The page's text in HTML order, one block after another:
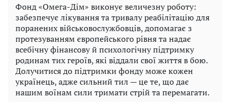
Фонд «Омега-Дім» виконує величезну роботу:
забезпечує лікування та тривалу реабілітацію для
поранених військовослужбовців, допомагає з
протезуванням європейського рівня та надає
всебічну фінансову й психологічну підтримку
родинам тих героїв, які віддали свої життя в бою.
Долучитися до підтримки фонду може кожен
українець, адже сильний тил — це те, що дає
нашим воїнам сили тримати стрій та перемагати.